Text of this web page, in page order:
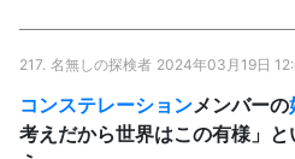
217. 名無しの探検者 2024年03月19日
コンステレーションメンバーの
考えだから世界はこの有様」